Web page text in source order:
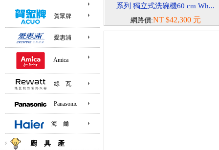
賀眾牌
愛惠浦
Amica
綠 瓦
Panasonic
海 爾
廚 具 產
系列 獨立式洗碗機60 cm Wh...
網路價:NT $42,300 元